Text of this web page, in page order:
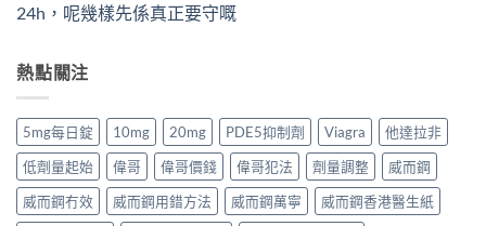
24h，呢幾樣先係真正要守嘅
熱點關注
5mg每日錠 10mg 20mg PDE5抑制劑 Viagra
他達拉非
低劑量起始
偉哥 偉哥價錢 偉哥犯法 劑量調整
威而鋼
威而鋼冇效
威而鋼用錯方法 威而鋼萬寧
威而鋼香港醫生紙